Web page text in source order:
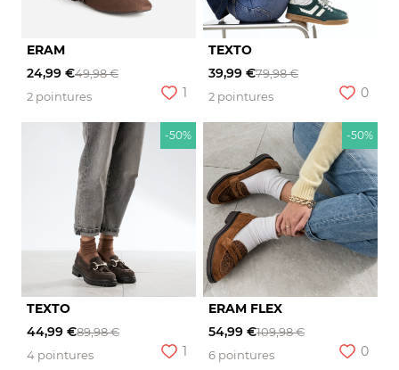
ERAM
24,99 €49,98 €
2 pointures
1
TEXTO
39,99 €79,98 €
2 pointures
0
-50%
TEXTO
44,99 €89,98 €
4 pointures
1
-50%
ERAM FLEX
54,99 €109,98 €
6 pointures
0